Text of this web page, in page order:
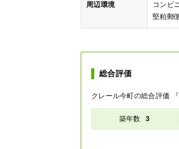
周辺環境
コンビ
堅粕郵
総合評価
クレール今町 の総合評価 『
築年数 3